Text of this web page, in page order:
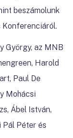
beszámolunk
Konferenciáról.
György, az MNB
Harold
Paul De
Mohácsi
Ábel István,
Pál Péter és